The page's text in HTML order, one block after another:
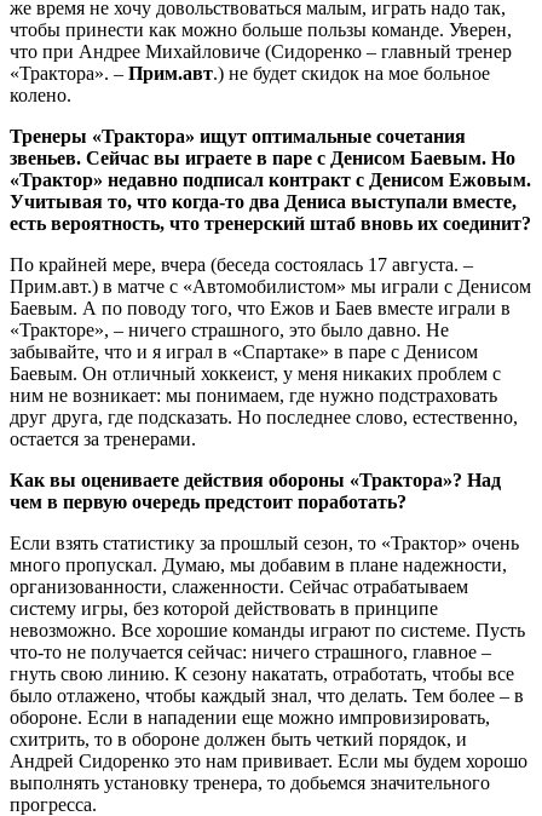
же время не хочу довольствоваться малым, играть надо так,
чтобы принести как можно больше пользы команде. Уверен,
что при Андрее Михайловиче (Сидоренко – главный тренер
«Трактора». – Прим.авт.) не будет скидок на мое больное
колено.
Тренеры «Трактора» ищут оптимальные сочетания
звеньев. Сейчас вы играете в паре с Денисом Баевым. Но
«Трактор» недавно подписал контракт с Денисом Ежовым.
Учитывая то, что когда-то два Дениса выступали вместе,
есть вероятность, что тренерский штаб вновь их соединит?
По крайней мере, вчера (беседа состоялась 17 августа. –
Прим.авт.) в матче с «Автомобилистом» мы играли с Денисом
Баевым. А по поводу того, что Ежов и Баев вместе играли в
«Тракторе», – ничего страшного, это было давно. Не
забывайте, что и я играл в «Спартаке» в паре с Денисом
Баевым. Он отличный хоккеист, у меня никаких проблем с
ним не возникает: мы понимаем, где нужно подстраховать
друг друга, где подсказать. Но последнее слово, естественно,
остается за тренерами.
Как вы оцениваете действия обороны «Трактора»? Над
чем в первую очередь предстоит поработать?
Если взять статистику за прошлый сезон, то «Трактор» очень
много пропускал. Думаю, мы добавим в плане надежности,
организованности, слаженности. Сейчас отрабатываем
систему игры, без которой действовать в принципе
невозможно. Все хорошие команды играют по системе. Пусть
что-то не получается сейчас: ничего страшного, главное –
гнуть свою линию. К сезону накатать, отработать, чтобы все
было отлажено, чтобы каждый знал, что делать. Тем более – в
обороне. Если в нападении еще можно импровизировать,
схитрить, то в обороне должен быть четкий порядок, и
Андрей Сидоренко это нам прививает. Если мы будем хорошо
выполнять установку тренера, то добьемся значительного
прогресса.